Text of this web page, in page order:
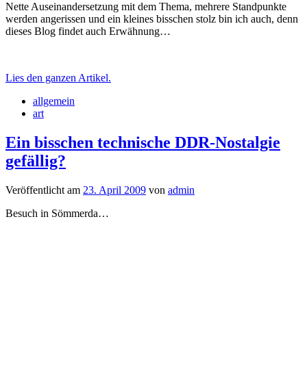
Nette Auseinandersetzung mit dem Thema, mehrere Standpunkte
werden angerissen und ein kleines bisschen stolz bin ich auch, denn
dieses Blog findet auch Erwähnung…
Lies den ganzen Artikel.
allgemein
art
Ein bisschen technische DDR-Nostalgie
gefällig?
Veröffentlicht am 23. April 2009 von admin
Besuch in Sömmerda…